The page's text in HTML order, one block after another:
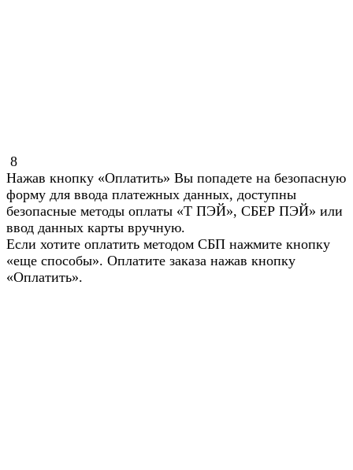
8
Нажав кнопку «Оплатить» Вы попадете на безопасную
форму для ввода платежных данных, доступны
безопасные методы оплаты «Т ПЭЙ», СБЕР ПЭЙ» или
ввод данных карты вручную.
Если хотите оплатить методом СБП нажмите кнопку
«еще способы». Оплатите заказа нажав кнопку
«Оплатить».